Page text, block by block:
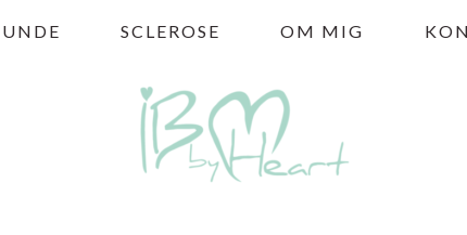
SCLEROSE OM MIG